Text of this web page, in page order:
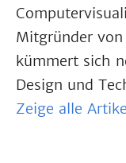
Mitgründer
kümmert sich
Design und
Zeige alle